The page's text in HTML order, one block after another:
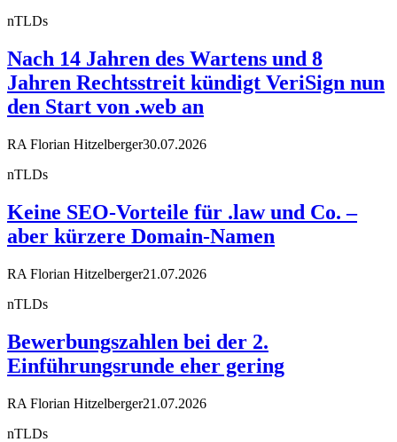
nTLDs
Nach 14 Jahren des Wartens und 8
Jahren Rechtsstreit kündigt VeriSign nun
den Start von .web an
RA Florian Hitzelberger30.07.2026
nTLDs
Keine SEO-Vorteile für .law und Co. –
aber kürzere Domain-Namen
RA Florian Hitzelberger21.07.2026
nTLDs
Bewerbungszahlen bei der 2.
Einführungsrunde eher gering
RA Florian Hitzelberger21.07.2026
nTLDs